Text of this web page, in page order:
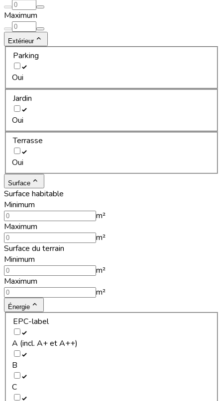
Maximum
Extérieur
Parking
Oui
Jardin
Oui
Terrasse
Oui
Surface
Surface habitable
Minimum
m²
Maximum
m²
Surface du terrain
Minimum
m²
Maximum
m²
Énergie
EPC-label
A (incl. A+ et A++)
B
C